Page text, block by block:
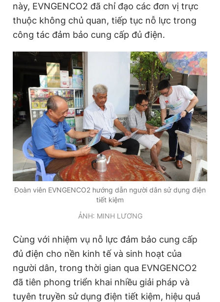
này, EVNGENCO2 đã chỉ đạo các đơn vị trực
thuộc không chủ quan, tiếp tục nỗ lực trong
công tác đảm bảo cung cấp đủ điện.
Đoàn viên EVNGENCO2 hướng dẫn người dân sử dụng điện
tiết kiệm
ẢNH: MINH LƯƠNG
Cùng với nhiệm vụ nỗ lực đảm bảo cung cấp
đủ điện cho nền kinh tế và sinh hoạt của
người dân, trong thời gian qua EVNGENCO2
đã tiên phong triển khai nhiều giải pháp và
tuyên truyền sử dụng điện tiết kiệm, hiệu quả